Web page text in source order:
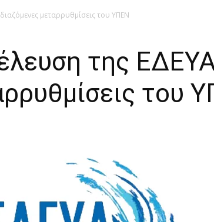
μεταρρυθμίσεις του ΥΠΕΝ
της ΕΔΕΥΑ
του